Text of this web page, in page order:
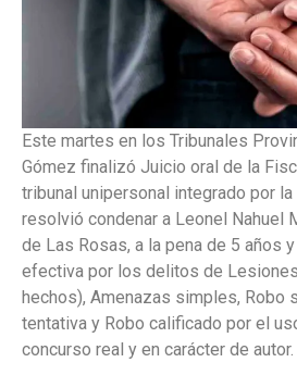
Este martes en los Tribunales
Gómez finalizó Juicio oral de la
tribunal unipersonal integrado por
resolvió condenar a Leonel Nahuel
de Las Rosas, a la pena de 5 años
efectiva por los delitos de
hechos), Amenazas simples, Robo
tentativa y Robo calificado por el
concurso real y en carácter de autor.